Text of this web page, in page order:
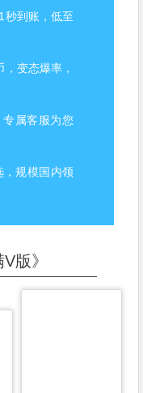
秒到账，低至
，变态爆率，
属客服为您
，规模国内领
版》